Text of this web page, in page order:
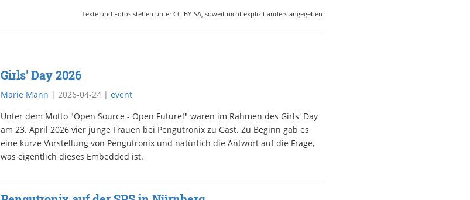
Texte und Fotos stehen unter CC-BY-SA, soweit nicht explizit anders angegeben
Girls' Day 2026
Marie Mann | 2026-04-24| event
Unter dem Motto "Open Source - Open Future!" waren im Rahmen des Girls' Day
am 23. April 2026 vier junge Frauen bei Pengutronix zu Gast. Zu Beginn gab es
eine kurze Vorstellung von Pengutronix und natürlich die Antwort auf die Frage,
was eigentlich dieses Embedded ist.